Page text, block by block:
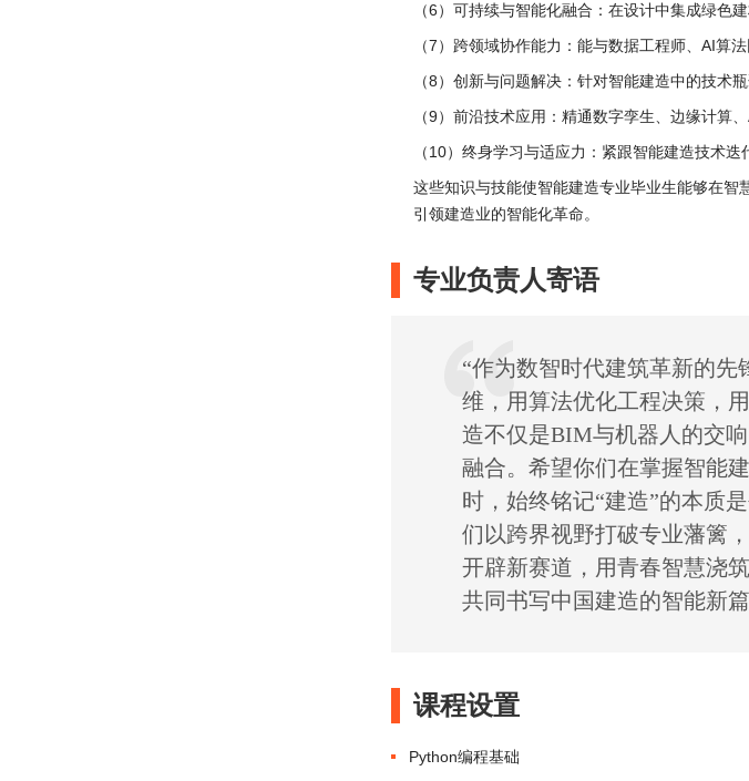
（6）可持续与智能化融合：在设计中集成绿色
（7）跨领域协作能力：能与数据工程师、AI算
（8）创新与问题解决：针对智能建造中的技术
（9）前沿技术应用：精通数字孪生、边缘计算
（10）终身学习与适应力：紧跟智能建造技术
这些知识与技能使智能建造专业毕业生能够在智
引领建造业的智能化革命。
专业负责人寄语
“作为数智时代建筑革新的
维，用算法优化工程决策，
造不仅是BIM与机器人的交
融合。希望你们在掌握智能
时，始终铭记“建造”的本质
们以跨界视野打破专业藩篱
开辟新赛道，用青春智慧浇
共同书写中国建造的智能新
课程设置
Python编程基础